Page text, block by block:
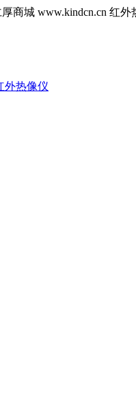
商城 www.kindcn.cn 红
外热像仪